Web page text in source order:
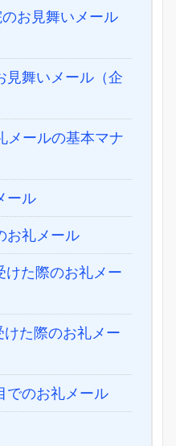
お見舞いメール
見舞いメール（企
メールの基本マナ
ール
お礼メール
けた際のお礼メー
た際のお礼メー
でのお礼メール